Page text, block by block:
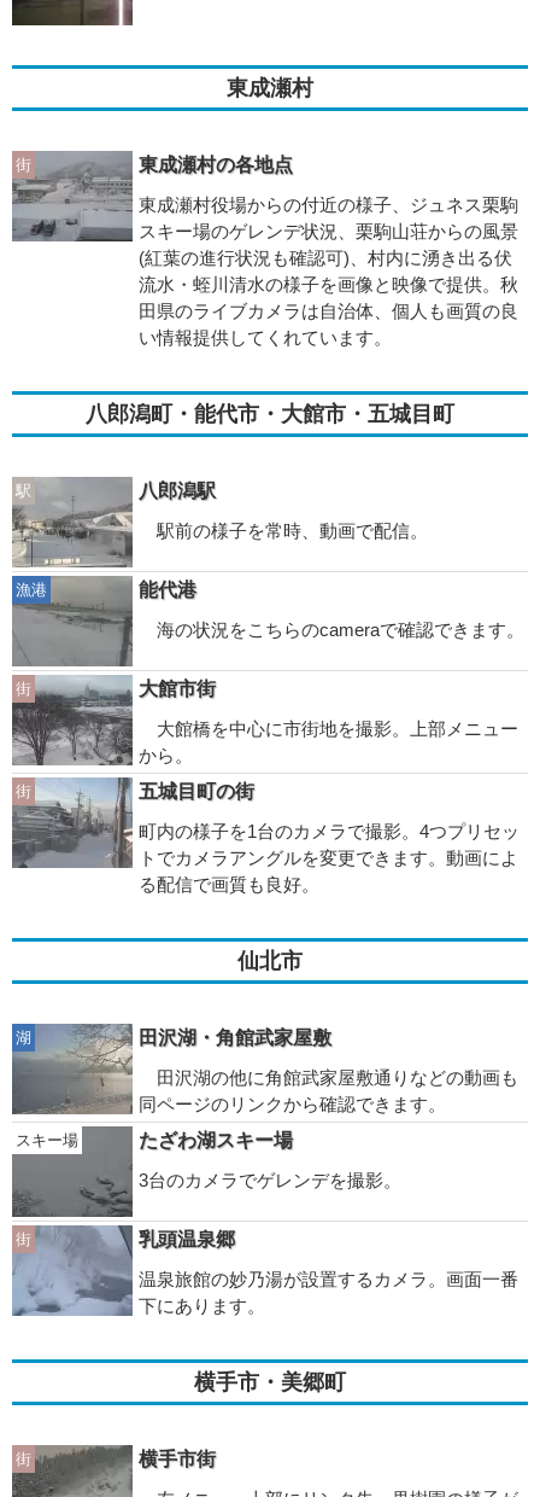
東成瀬村
街
東成瀬村の各地点
東成瀬村役場からの付近の様子、ジュネス栗駒
スキー場のゲレンデ状況、栗駒山荘からの風景
(紅葉の進行状況も確認可)、村内に湧き出る伏
流水・蛭川清水の様子を画像と映像で提供。秋
田県のライブカメラは自治体、個人も画質の良
い情報提供してくれています。
八郎潟町・能代市・大館市・五城目町
駅
八郎潟駅
駅前の様子を常時、動画で配信。
漁港
能代港
海の状況をこちらのcameraで確認できます。
街
大館市街
大館橋を中心に市街地を撮影。上部メニュー
から。
街
五城目町の街
町内の様子を1台のカメラで撮影。4つプリセッ
トでカメラアングルを変更できます。動画によ
る配信で画質も良好。
仙北市
湖
田沢湖・角館武家屋敷
田沢湖の他に角館武家屋敷通りなどの動画も
同ページのリンクから確認できます。
スキー場
たざわ湖スキー場
3台のカメラでゲレンデを撮影。
街
乳頭温泉郷
温泉旅館の妙乃湯が設置するカメラ。画面一番
下にあります。
横手市・美郷町
街
横手市街